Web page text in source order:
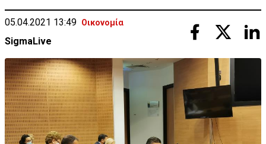
05.04.2021 13:49 Οικονομία
SigmaLive